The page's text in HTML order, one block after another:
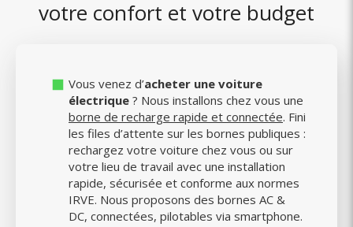
votre confort et votre budget
Vous venez d’acheter une voiture
électrique ? Nous installons chez vous une
borne de recharge rapide et connectée. Fini
les files d’attente sur les bornes publiques :
rechargez votre voiture chez vous ou sur
votre lieu de travail avec une installation
rapide, sécurisée et conforme aux normes
IRVE. Nous proposons des bornes AC &
DC, connectées, pilotables via smartphone.